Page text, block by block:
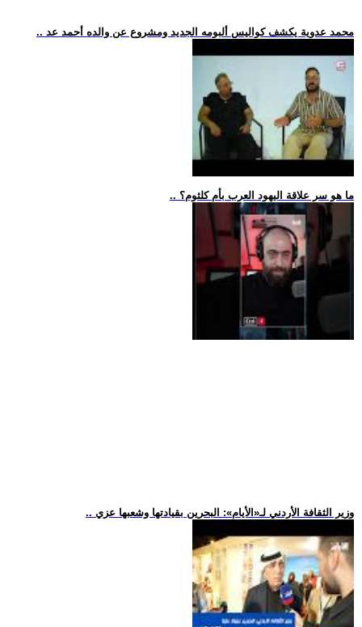
.. محمد عدوية يكشف كواليس ألبومه الجديد ومشروع عن والده أحمد عد
.. ما هو سر علاقة اليهود العرب بأم كلثوم؟
.. وزير الثقافة الأردني لـ«الأيام»: البحرين بقيادتها وشعبها عزي